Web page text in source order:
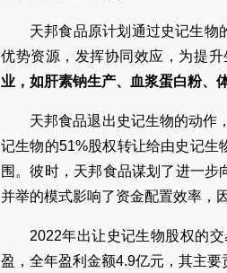
天邦食品原计划通过史记生物
优势资源，发挥协同效应，为提
业，如肝素钠生产、血浆蛋白粉、
天邦食品退出史记生物的动作
记生物的51%股权转让给由史记生
围。彼时，天邦食品谋划了进一
并举的模式影响了资金配置效率，
2022年出让史记生物股权的
盈，全年盈利金额4.9亿元，其主要